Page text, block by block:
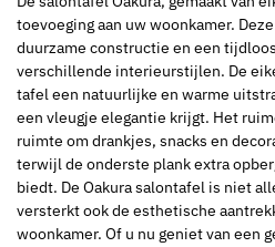
toevoeging aan uw woonkamer.
duurzame constructie en een
verschillende interieurstijlen. De
tafel een natuurlijke en warme
een vleugje elegantie krijgt. Het
ruimte om drankjes, snacks en
terwijl de onderste plank extra
biedt. De Oakura salontafel is niet
versterkt ook de esthetische
woonkamer. Of u nu geniet van een